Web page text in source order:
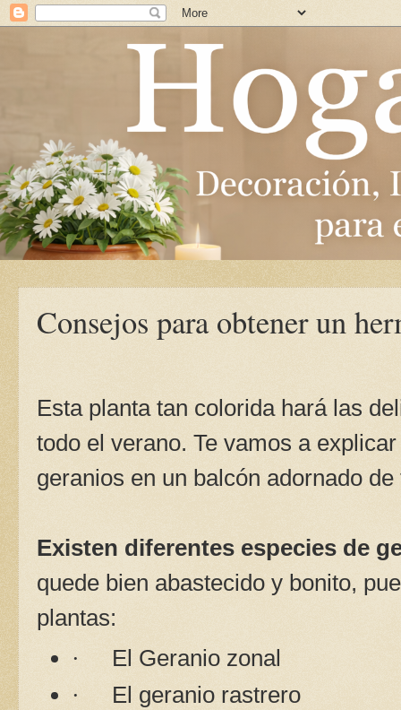
Consejos para obtener un
Esta planta tan colorida hará las
todo el verano. Te vamos a
geranios en un balcón adornado de
Existen diferentes especies de
quede bien abastecido y bonito,
plantas:
·
El Geranio zonal
·
El geranio rastrero